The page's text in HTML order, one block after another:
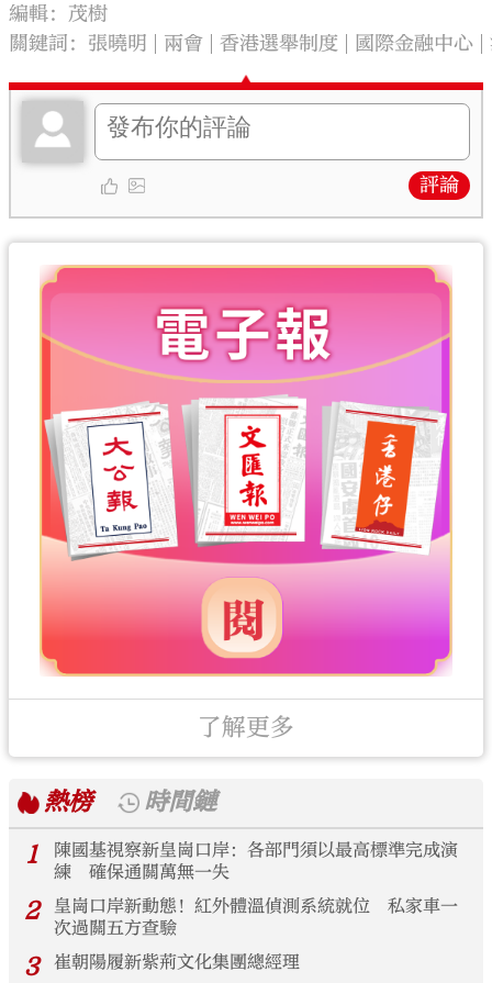
編輯：茂樹
關鍵詞： 張曉明 兩會 香港選舉制度 國際金融中心
評論
了解更多
熱榜
時間鏈
1
陳國基視察新皇崗口岸：各部門須以最高標準完成演
練 確保通關萬無一失
2
皇崗口岸新動態！紅外體溫偵測系統就位 私家車一
次過關五方查驗
3 崔朝陽履新紫荊文化集團總經理